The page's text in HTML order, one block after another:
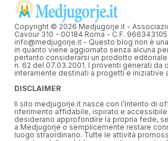
Copyright © 2026 Medjugorje.it -
Cavour 310 - 00184 Roma - C.F.
info@medjugorje.it - Questo blog non è
in quanto viene aggiornato senza alcuna
pertanto considerarsi un prodotto
n. 62 del 07.03.2001. I proventi generati da
interamente destinati a progetti e iniziative
DISCLAIMER
Il sito medjugorje.it nasce con l’intento di
riferimento affidabile, ispirato e
desiderano approfondire la propria fede,
a Medjugorje o semplicemente restare
luogo straordinario. Tutte le attività